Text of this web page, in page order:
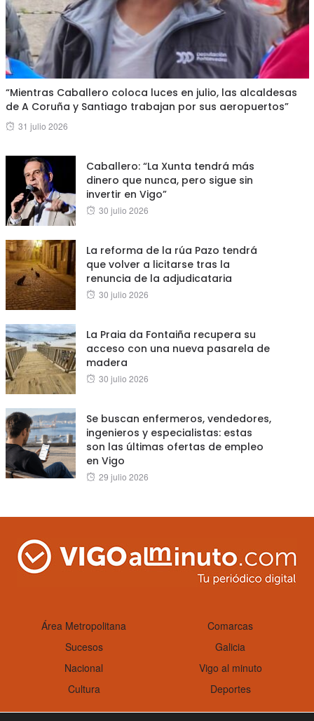
“Mientras Caballero coloca luces en julio, las alcaldesas
de A Coruña y Santiago trabajan por sus aeropuertos”
Posted
31 julio 2026
Caballero: “La Xunta tendrá más
dinero que nunca, pero sigue sin
invertir en Vigo”
Posted
30 julio 2026
La reforma de la rúa Pazo tendrá
que volver a licitarse tras la
renuncia de la adjudicataria
Posted
30 julio 2026
La Praia da Fontaiña recupera su
acceso con una nueva pasarela de
madera
Posted
30 julio 2026
Se buscan enfermeros, vendedores,
ingenieros y especialistas: estas
son las últimas ofertas de empleo
en Vigo
Posted
29 julio 2026
Área Metropolitana
Comarcas
Sucesos
Galicia
Nacional
Vigo al minuto
Cultura
Deportes